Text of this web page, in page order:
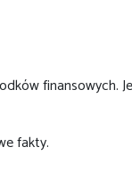
finansowych.
fakty.